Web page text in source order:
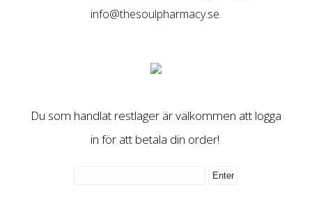
info@thesoulpharmacy.se.
Du som handlat restlager är välkommen att logga
in för att betala din order!